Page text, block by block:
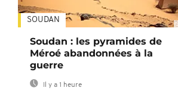
SOUDAN
Soudan : les pyramides de
Méroé abandonnées à la
guerre
Il y a 1 heure